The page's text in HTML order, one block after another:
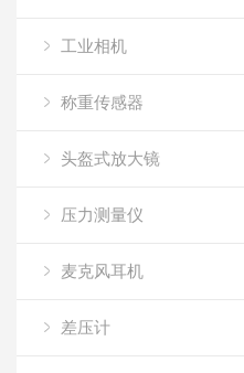
工业相机
称重传感器
头盔式放大镜
压力测量仪
麦克风耳机
差压计